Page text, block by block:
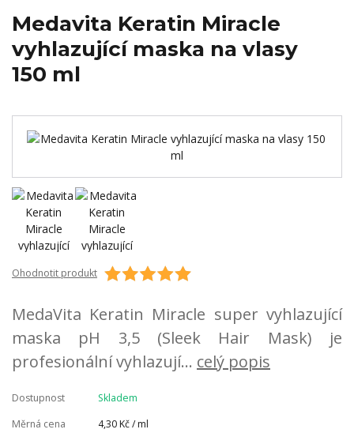
Medavita Keratin Miracle
vyhlazující maska na vlasy
150 ml
Ohodnotit produkt
MedaVita Keratin Miracle super vyhlazující
maska pH 3,5 (Sleek Hair Mask) je
profesionální vyhlazují... celý popis
Dostupnost
Skladem
Měrná cena
4,30 Kč / ml